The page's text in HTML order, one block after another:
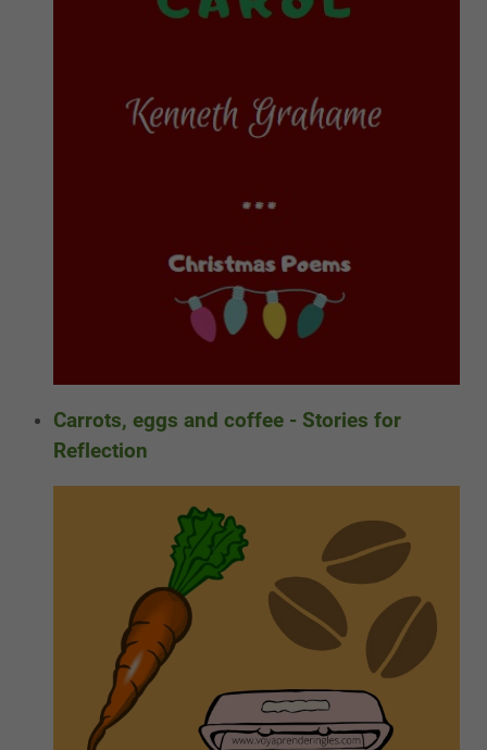
Carrots, eggs and coffee - Stories for
Reflection